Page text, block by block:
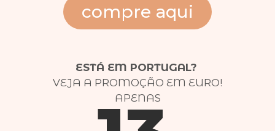
compre aqui
ESTÁ EM PORTUGAL?
VEJA A PROMOÇÃO EM EURO!
APENAS